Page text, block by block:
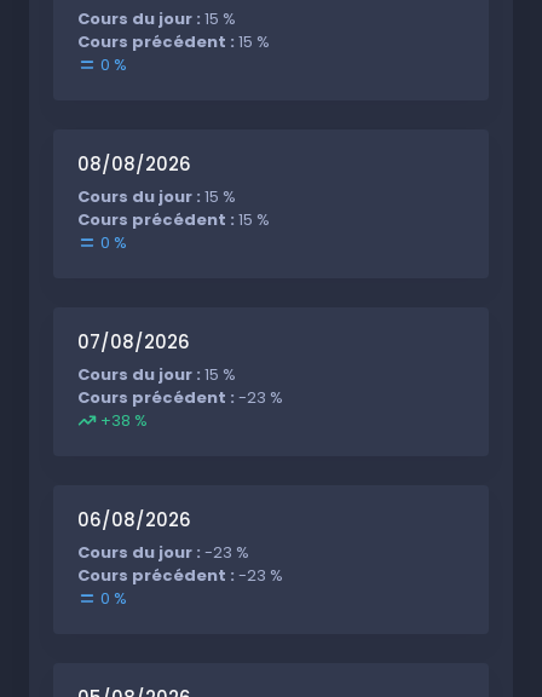
Cours du jour : 15 %
Cours précédent : 15 %
0 %
08/08/2026
Cours du jour : 15 %
Cours précédent : 15 %
0 %
07/08/2026
Cours du jour : 15 %
Cours précédent : -23 %
+38 %
06/08/2026
Cours du jour : -23 %
Cours précédent : -23 %
0 %